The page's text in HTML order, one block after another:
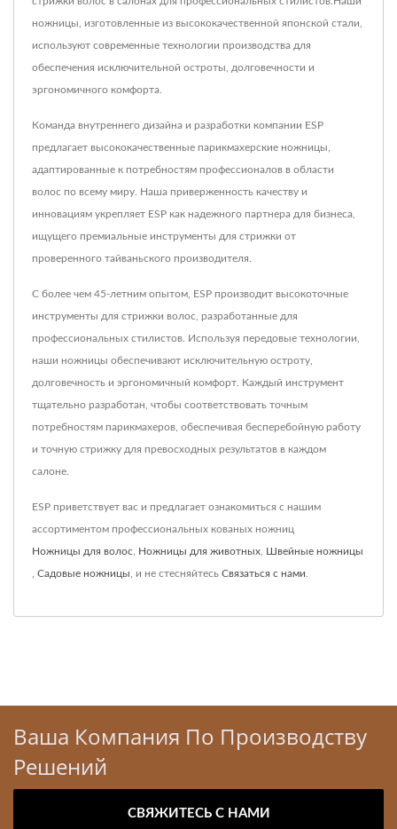
ножницы, изготовленные из высококачественной японской стали,
используют современные технологии производства для
обеспечения исключительной остроты, долговечности и
эргономичного комфорта.
Команда внутреннего дизайна и разработки компании ESP
предлагает высококачественные парикмахерские ножницы,
адаптированные к потребностям профессионалов в области
волос по всему миру. Наша приверженность качеству и
инновациям укрепляет ESP как надежного партнера для бизнеса,
ищущего премиальные инструменты для стрижки от
проверенного тайваньского производителя.
С более чем 45-летним опытом, ESP производит высокоточные
инструменты для стрижки волос, разработанные для
профессиональных стилистов. Используя передовые технологии,
наши ножницы обеспечивают исключительную остроту,
долговечность и эргономичный комфорт. Каждый инструмент
тщательно разработан, чтобы соответствовать точным
потребностям парикмахеров, обеспечивая бесперебойную работу
и точную стрижку для превосходных результатов в каждом
салоне.
ESP приветствует вас и предлагает ознакомиться с нашим
ассортиментом профессиональных кованых ножниц
Ножницы для волос Ножницы для животных Швейные ножницы
Садовые ножницы , и не стесняйтесь Связаться с нами
Ваша Компания По Производству
Решений
СВЯЖИТЕСЬ С НАМИ